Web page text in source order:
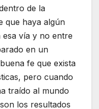
de la
que haya algún
esa vía y no entre
en un
fe que exista
pero cuando
traído al mundo
los resultados